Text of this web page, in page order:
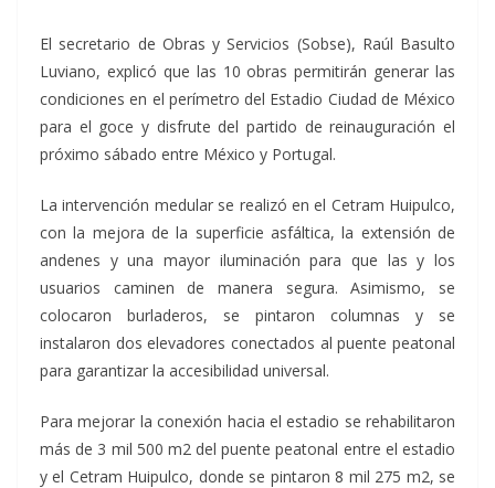
El secretario de Obras y Servicios (Sobse), Raúl Basulto
Luviano, explicó que las 10 obras permitirán generar las
condiciones en el perímetro del Estadio Ciudad de México
para el goce y disfrute del partido de reinauguración el
próximo sábado entre México y Portugal.
La intervención medular se realizó en el Cetram Huipulco,
con la mejora de la superficie asfáltica, la extensión de
andenes y una mayor iluminación para que las y los
usuarios caminen de manera segura. Asimismo, se
colocaron burladeros, se pintaron columnas y se
instalaron dos elevadores conectados al puente peatonal
para garantizar la accesibilidad universal.
Para mejorar la conexión hacia el estadio se rehabilitaron
más de 3 mil 500 m2 del puente peatonal entre el estadio
y el Cetram Huipulco, donde se pintaron 8 mil 275 m2, se